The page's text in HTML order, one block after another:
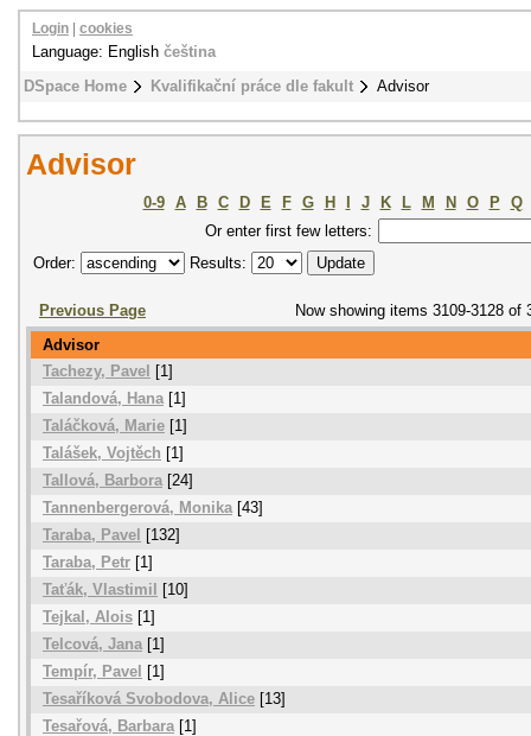
DSpace Home Kvalifikační práce dle fakult Advisor
Login cookies
Language: English čeština
Advisor
0-9 A B C D E F G H J K L M N O P
Q
Or enter first few letters:
Order:
Results:
Previous Page
Now showing items 3109-3128 of
Advisor
Tachezy, Pavel
[1]
Talandová, Hana[1]
Taláčková, Marie [1]
Talášek, Vojtěch [1]
Tallová, Barbora [24]
Tannenbergerová, Monika[43]
Taraba, Pavel
[132]
Taraba, Petr [1]
Taťák, Vlastimil
[10]
Tejkal, Alois [1]
Telcová, Jana [1]
Tempír, Pavel
[1]
Tesaříková Svobodova, Alice [13]
Tesařová, Barbara[1]